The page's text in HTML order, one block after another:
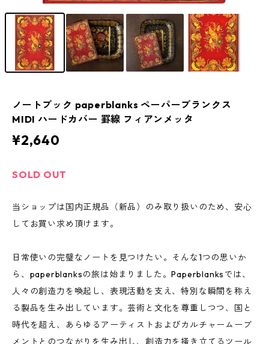
ノートブック paperblanks ペーパーブランクス
MIDI ハードカバー 罫線 フィアンメッタ
¥2,640
SOLD OUT
当ショップは国内正規品（新品）のみ取り扱いのため、安心
してお買い求め頂けます。
日常使いの完璧なノートを見つけたい。そんな1つの思いか
ら、paperblanksの旅は始まりました。Paperblanksでは、
人々の創造力を喚起し、表現活動を支え、特別な瞬間を称え
る製品を生み出しています。芸術と文化を尊重しつつ、国と
時代を超え、あらゆるアーティストおよびカルチャームーブ
メントとのつながりを生み出し、創造力を掻き立てるツール